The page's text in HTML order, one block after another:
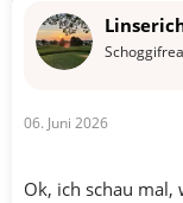
o
:
06. Juni 2026
Ok, ich schau mal,